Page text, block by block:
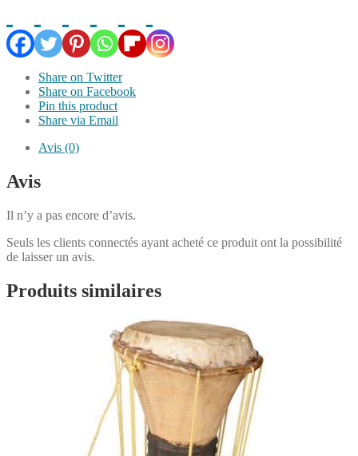
Share on Twitter
Share on Facebook
Pin this product
Share via Email
Avis (0)
Avis
Il n’y a pas encore d’avis.
Seuls les clients connectés ayant acheté ce produit ont la possibilité
de laisser un avis.
Produits similaires